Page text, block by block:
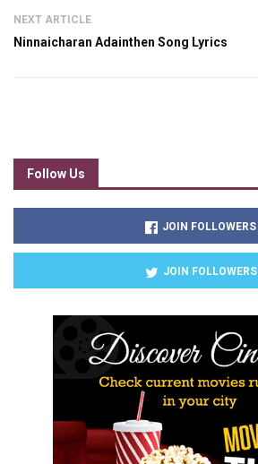
NEXT ARTICLE
Ninnaicharan Adainthen Song Lyrics
Follow Us
JOIN FOLLOWERS
JOIN FOLLOWERS